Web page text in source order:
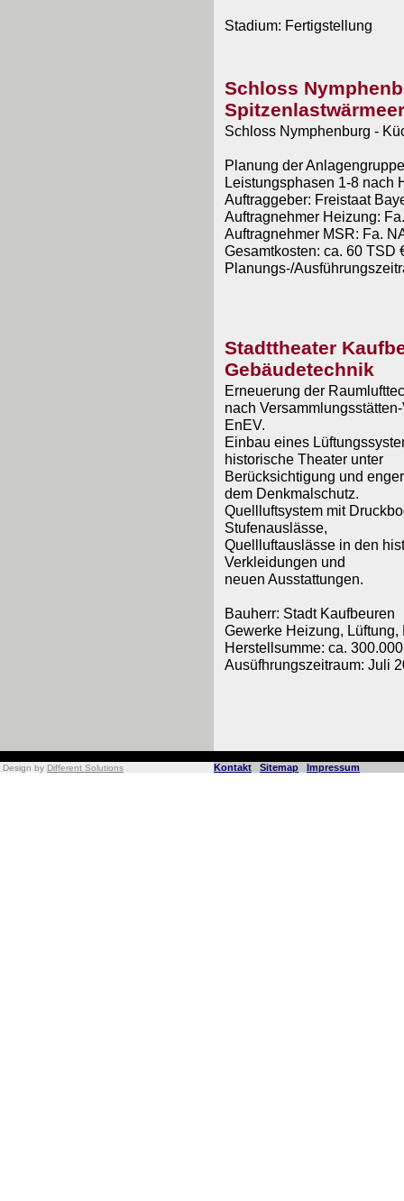
Stadium: Fertigstellung
Schloss
Schloss Nymphenburg -
Planung der
Leistungsphasen 1-8 nach
Auftraggeber: Freistaat
Auftragnehmer Heizung:
Auftragnehmer MSR: Fa.
Gesamtkosten: ca. 60 TSD
Planungs-/
Stadttheater
Gebäudetechnik
Erneuerung der
nach
EnEV.
Einbau eines
historische Theater unter
Berücksichtigung und
dem Denkmalschutz.
Quellluftsystem mit
Stufenauslässe,
Quellluftauslässe in den
Verkleidungen und
neuen Ausstattungen.
Bauherr: Stadt Kaufbeuren
Gewerke Heizung, Lüftung,
Herstellsumme: ca.
Ausüfhrungszeitraum: Juli
Design by Different Solutions Kontakt Sitemap Impressum